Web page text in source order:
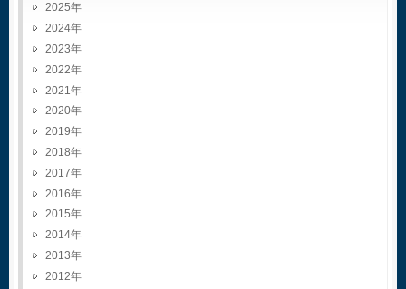
2025
2024
2023
2022
2021
2020
2019
2018
2017
2016
2015
2014
2013
2012